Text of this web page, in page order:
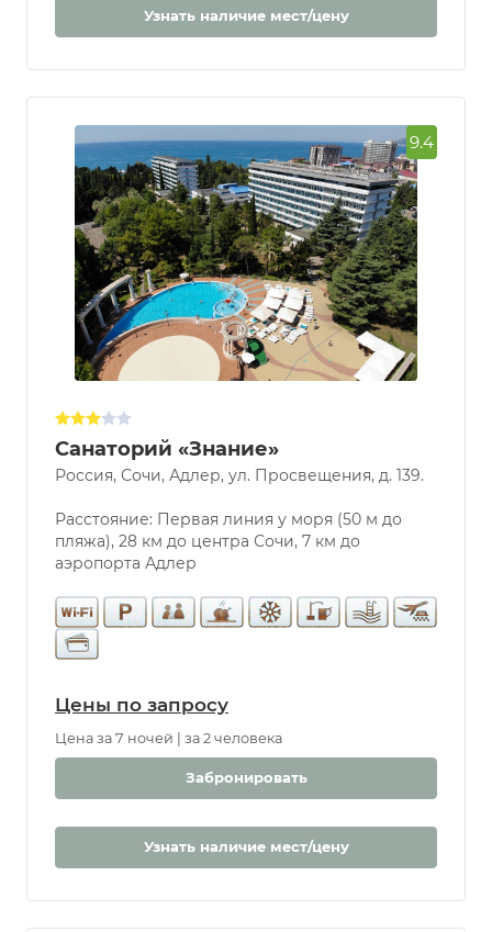
Узнать наличие мест/цену
9.4
Санаторий «Знание»
Россия, Сочи, Адлер, ул. Просвещения, д. 139.
Расстояние: Первая линия у моря (50 м до
пляжа), 28 км до центра Сочи, 7 км до
аэропорта Адлер
Цены по запросу
Цена за 7 ночей | за 2 человека
Забронировать
Узнать наличие мест/цену